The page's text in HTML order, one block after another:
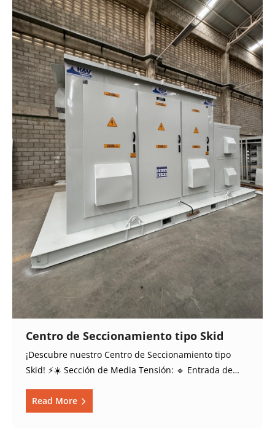
Centro de Seccionamiento tipo Skid
¡Descubre nuestro Centro de Seccionamiento tipo
Skid! ⚡️☀️ Sección de Media Tensión: 🔹 Entrada de…
Read More